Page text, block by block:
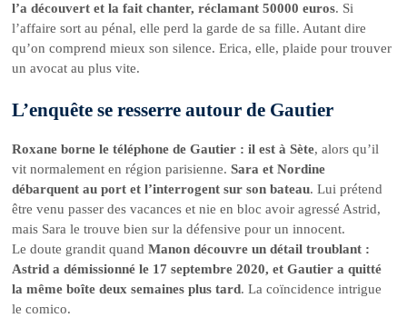
l’a découvert et la fait chanter, réclamant 50000 euros. Si
l’affaire sort au pénal, elle perd la garde de sa fille. Autant dire
qu’on comprend mieux son silence. Erica, elle, plaide pour trouver
un avocat au plus vite.
L’enquête se resserre autour de Gautier
Roxane borne le téléphone de Gautier : il est à Sète, alors qu’il
vit normalement en région parisienne.Sara et Nordine
débarquent au port et l’interrogent sur son bateau. Lui prétend
être venu passer des vacances et nie en bloc avoir agressé Astrid,
mais Sara le trouve bien sur la défensive pour un innocent.
Le doute grandit quandManon découvre un détail troublant :
Astrid a démissionné le 17 septembre 2020, et Gautier a quitté
la même boîte deux semaines plus tard. La coïncidence intrigue
le comico.